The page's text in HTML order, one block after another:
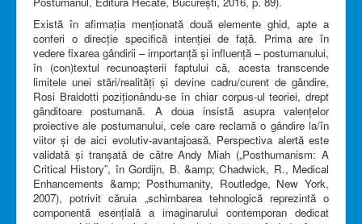
Există în afirmația menționată două elemente ghid, apte a
conferi o direcție specifică intenției de față. Prima are în
vedere fixarea gândirii – importanță și influență – postumanului,
în (con)textul recunoașterii faptului că, acesta transcende
limitele unei stări/realități și devine cadru/curent de gândire,
Rosi Braidotti poziționându-se în chiar corpus-ul teoriei, drept
gânditoare postumană. A doua insistă asupra valențelor
proiective ale postumanului, cele care reclamă o gândire la/în
viitor și de aici evolutiv-avantajoasă. Perspectiva alertă este
validată și tranșată de către Andy Miah („Posthumanism: A
Critical History”, în Gordijn, B. &amp; Chadwick, R., Medical
Enhancements &amp; Posthumanity, Routledge, New York,
2007), potrivit căruia „schimbarea tehnologică reprezintă o
componentă esențială a imaginarului contemporan dedicat